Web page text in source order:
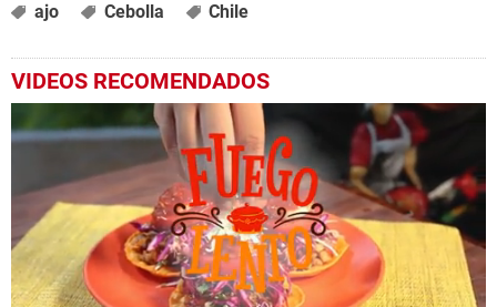
ajo Cebolla Chile
VIDEOS RECOMENDADOS